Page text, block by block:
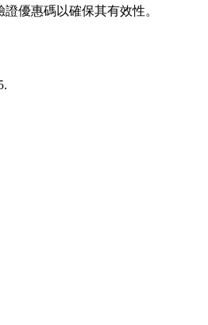
優惠碼以確保其有效性。